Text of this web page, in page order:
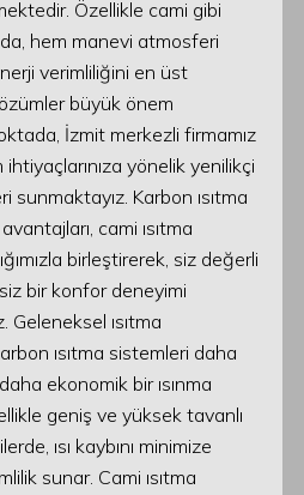
Özellikle cami gibi
hem manevi atmosferi
verimliliğini en üst
büyük önem
İzmit merkezli firmamız
yönelik yenilikçi
sunmaktayız. Karbon ısıtma
cami ısıtma
birleştirerek, siz değerli
bir konfor deneyimi
ısıtma
ısıtma sistemleri daha
ekonomik bir ısınma
geniş ve yüksek tavanlı
ısı kaybını minimize
sunar. Cami ısıtma